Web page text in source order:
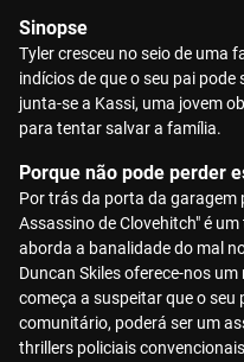
Sinopse
Tyler cresceu no seio de uma
indícios de que o seu pai pode
junta-se a Kassi, uma jovem
para tentar salvar a família.
Porque não pode perder
Por trás da porta da garagem
Assassino de Clovehitch" é
aborda a banalidade do mal
Duncan Skiles oferece-nos
começa a suspeitar que o seu
comunitário, poderá ser um
thrillers policiais